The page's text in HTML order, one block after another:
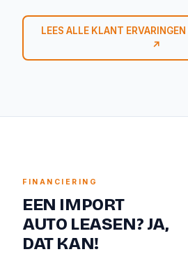
LEES ALLE KLANT
↗
FINANCIERING
EEN IMPORT
AUTO LEASEN? JA,
DAT KAN!